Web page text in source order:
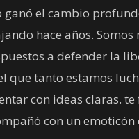
ganó el cambio
hace años. Somos
a defender la
que tanto estamos
con ideas claras.
con un